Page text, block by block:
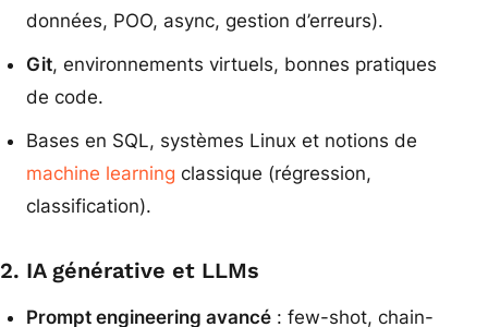
données, POO, async, gestion d’erreurs).
Git, environnements virtuels, bonnes pratiques
de code.
Bases en SQL, systèmes Linux et notions de
machine learning classique (régression,
classification).
2. IA générative et LLMs
Prompt engineering avancé : few-shot, chain-